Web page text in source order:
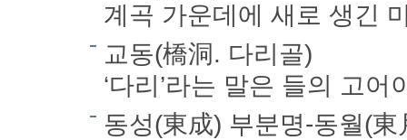
계곡 가운데에 새로 생긴
교동(橋洞. 다리골)
‘다리’라는 말은 들의 고어
동성(東成) 부분명-동월(